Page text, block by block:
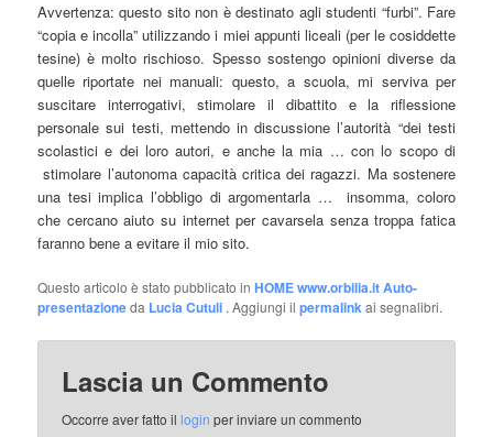
Avvertenza: questo sito non è destinato agli studenti “furbi”. Fare
“copia e incolla” utilizzando i miei appunti liceali (per le cosiddette
tesine) è molto rischioso. Spesso sostengo opinioni diverse da
quelle riportate nei manuali: questo, a scuola, mi serviva per
suscitare interrogativi, stimolare il dibattito e la riflessione
personale sui testi, mettendo in discussione l’autorità “dei testi
scolastici e dei loro autori, e anche la mia … con lo scopo di
stimolare l’autonoma capacità critica dei ragazzi. Ma sostenere
una tesi implica l’obbligo di argomentarla … insomma, coloro
che cercano aiuto su internet per cavarsela senza troppa fatica
faranno bene a evitare il mio sito.
Questo articolo è stato pubblicato inHOME www.orbilia.it Auto-
presentazioneda Lucia Cutuli . Aggiungi ilpermalinkai segnalibri.
Lascia un Commento
Occorre aver fatto illogin per inviare un commento